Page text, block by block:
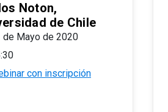
Noton,
de Chile
de Mayo de 2020
con inscripción